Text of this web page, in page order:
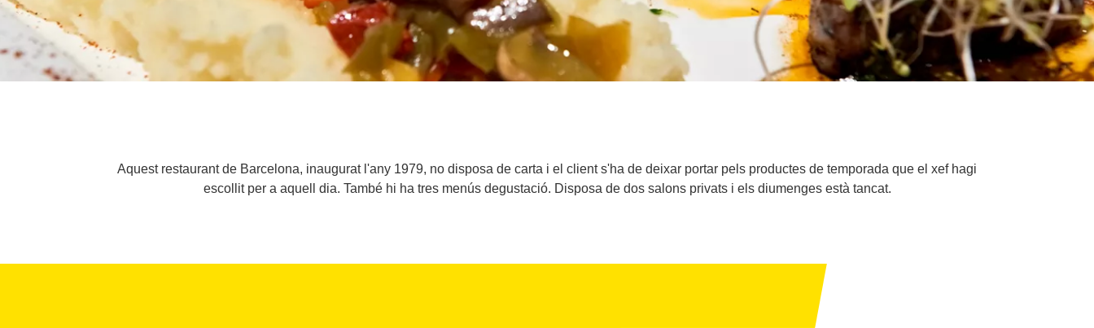
Aquest restaurant de Barcelona, inaugurat l'any 1979, no disposa de carta i el client s'ha de deixar portar pels productes de temporada que el xef hagi
escollit per a aquell dia. També hi ha tres menús degustació. Disposa de dos salons privats i els diumenges està tancat.